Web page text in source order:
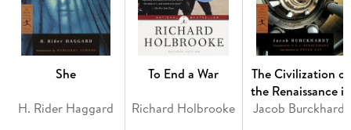
She
H. Rider Haggard
To End a War
Richard Holbrooke
The Civilization of
the Renaissance in
Italy
Jacob Burckhardt